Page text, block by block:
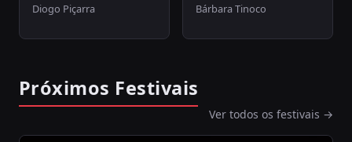
Diogo Piçarra Bárbara Tinoco
Próximos Festivais
Ver todos os festivais →